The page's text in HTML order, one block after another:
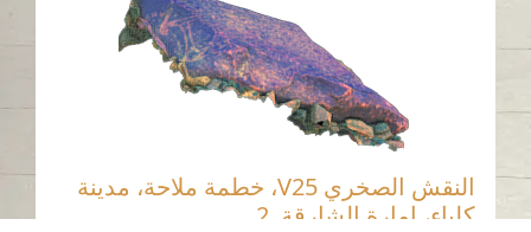
النقش الصخري V25، خطمة ملاحة، مدينة
كلباء، إمارة الشارقة. 2